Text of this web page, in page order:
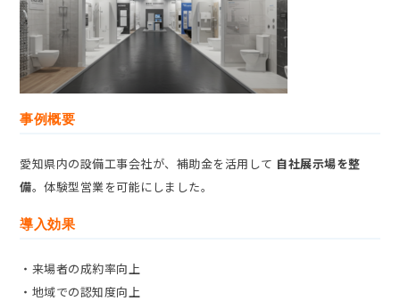
事例概要
愛知県内の設備工事会社が、補助金を活用して 自社展示場を整
備。体験型営業を可能にしました。
導入効果
・来場者の成約率向上
・地域での認知度向上